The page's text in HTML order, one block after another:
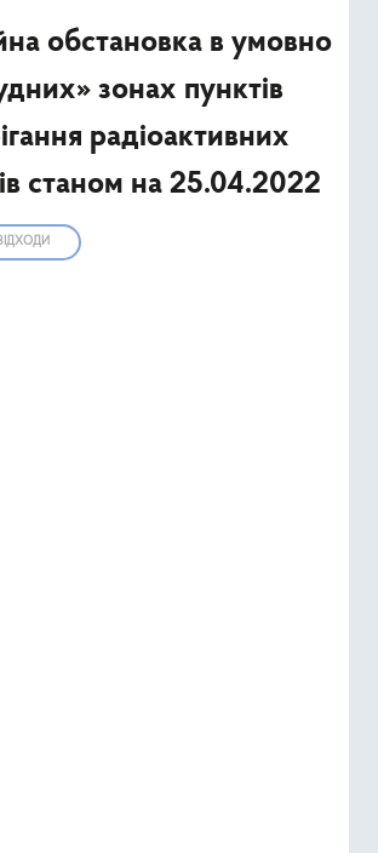
Type 2 or
обстановка в умовно
зонах пунктів
радіоактивних
станом на 25.04.2022